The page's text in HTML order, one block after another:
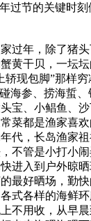
过节的关键时
过年，除了猪
黄干贝，一坛
现包脚”那样
海参、捞海蜇
宝、小鲳鱼、
菜都是渔家喜欢
代，长岛渔家
不管是小打小
进入到户外晾晒
最好晒场，勤
式各样的海鲜
不用收，从早